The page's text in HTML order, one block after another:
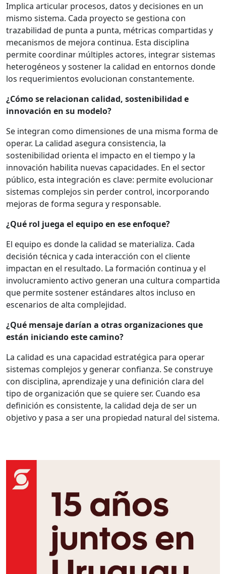
Implica articular procesos, datos y decisiones en un
mismo sistema. Cada proyecto se gestiona con
trazabilidad de punta a punta, métricas compartidas y
mecanismos de mejora continua. Esta disciplina
permite coordinar múltiples actores, integrar sistemas
heterogéneos y sostener la calidad en entornos donde
los requerimientos evolucionan constantemente.
¿Cómo se relacionan calidad, sostenibilidad e
innovación en su modelo?
Se integran como dimensiones de una misma forma de
operar. La calidad asegura consistencia, la
sostenibilidad orienta el impacto en el tiempo y la
innovación habilita nuevas capacidades. En el sector
público, esta integración es clave: permite evolucionar
sistemas complejos sin perder control, incorporando
mejoras de forma segura y responsable.
¿Qué rol juega el equipo en ese enfoque?
El equipo es donde la calidad se materializa. Cada
decisión técnica y cada interacción con el cliente
impactan en el resultado. La formación continua y el
involucramiento activo generan una cultura compartida
que permite sostener estándares altos incluso en
escenarios de alta complejidad.
¿Qué mensaje darían a otras organizaciones que
están iniciando este camino?
La calidad es una capacidad estratégica para operar
sistemas complejos y generar confianza. Se construye
con disciplina, aprendizaje y una definición clara del
tipo de organización que se quiere ser. Cuando esa
definición es consistente, la calidad deja de ser un
objetivo y pasa a ser una propiedad natural del sistema.